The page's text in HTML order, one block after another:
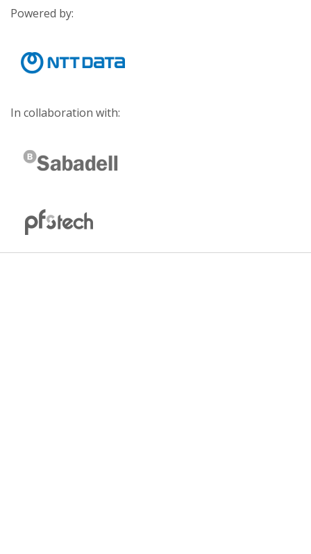
Powered by:
In collaboration with: